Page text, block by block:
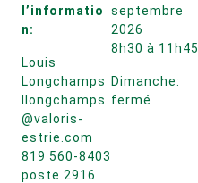
l’informatio
n:
Louis
Longchamps
llongchamps
@valoris-
estrie.com
819 560-8403
poste 2916
septembre
2026
8h30 à 11h45
Dimanche:
fermé